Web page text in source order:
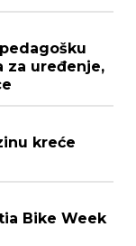
za uređenje,
kreće
Bike Week